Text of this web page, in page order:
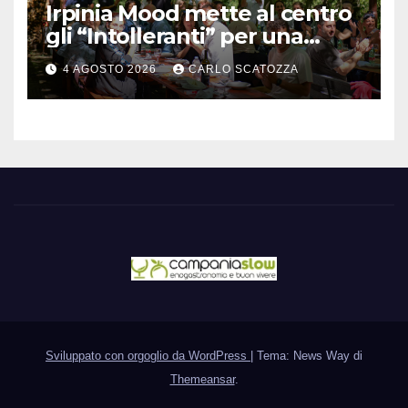
Irpinia Mood mette al centro
gli “Intolleranti” per una
rivoluzione sostenibile del
cibo
4 AGOSTO 2026 CARLO SCATOZZA
Sviluppato con orgoglio da WordPress
Tema: News Way di
Themeansar.